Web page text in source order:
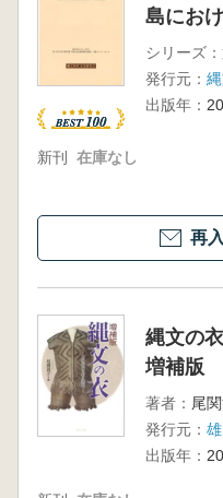
島にお
シリーズ：
発行元：
出版年：
新刊 在庫なし
再
縄文の
増補版
著者： 尾
発行元：
出版年：